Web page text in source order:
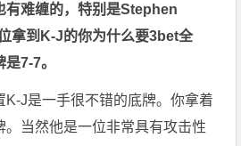
有难缠的，特别是Stephen
拿到K-J的你为什么要3bet全
7-7。
K-J是一手很不错的底牌。你拿着
。当然他是一位非常具有攻击性